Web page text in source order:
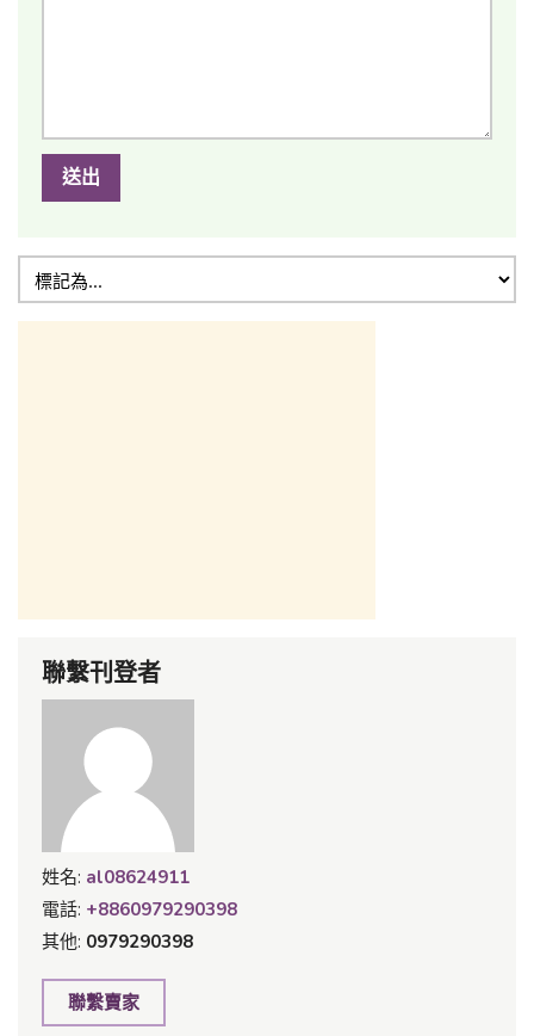
送出
聯繫刊登者
姓名: al08624911
電話: +8860979290398
其他: 0979290398
聯繫賣家